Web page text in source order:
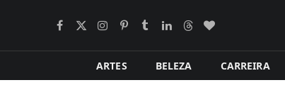
Facebook
X
Instagram
Pinterest
TumblrLinkedIn
TópicosBlogLovin
ARTES BELEZA CARREIRA